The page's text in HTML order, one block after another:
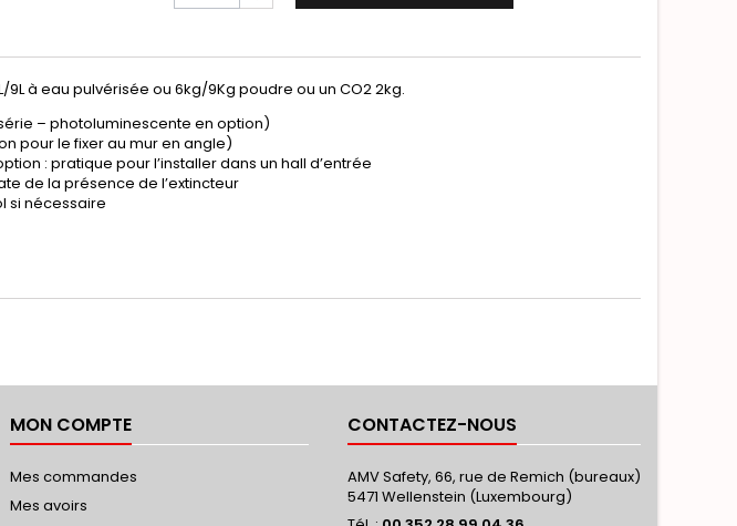
à eau pulvérisée ou 6kg/9Kg poudre ou un CO2 2kg.
– photoluminescente en option)
pour le fixer au mur en angle)
: pratique pour l’installer dans un hall d’entrée
de la présence de l’extincteur
si nécessaire
MON COMPTE
Mes commandes
Mes avoirs
CONTACTEZ-NOUS
AMV Safety, 66, rue de Remich (bureaux)
5471 Wellenstein (Luxembourg)